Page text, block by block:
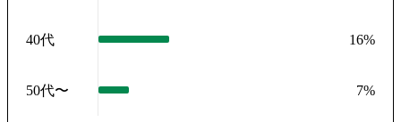
40代 16%
50代〜 7%